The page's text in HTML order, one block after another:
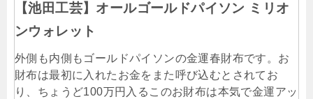
【池田工芸】オールゴールドパイソン ミリオ
ンウォレット
外側も内側もゴールドパイソンの金運春財布です。お
財布は最初に入れたお金をまた呼び込むとされてお
り、ちょうど100万円入るこのお財布は本気で金運アッ